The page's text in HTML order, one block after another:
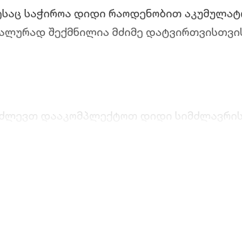
საჭიროა დიდი რაოდენობით
შექმნილია მძიმე
დააკომპლექტოთ დიდი სიმძლავრის
მონტაჟი, კავშირი და